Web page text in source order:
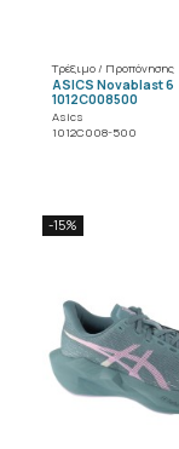
Τρέξιμο / Προπόνησης
ASICS Novablast 6
1012C008500
Asics
1012C008-500
-15%